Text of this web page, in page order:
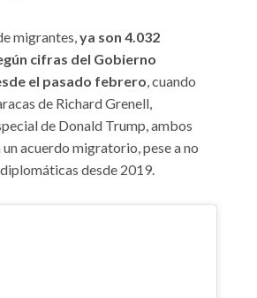
migrantes,ya son 4.032
cifras del Gobierno
el pasado febrero, cuando
de Richard Grenell,
de Donald Trump, ambos
acuerdo migratorio, pese a no
desde 2019.